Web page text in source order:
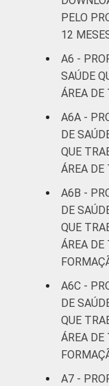
PELO
12
A6 -
SAÚDE
ÁREA DE
A6A -
DE
QUE
ÁREA DE
A6B -
DE
QUE
ÁREA DE
A6C -
DE
QUE
ÁREA DE
A7 -